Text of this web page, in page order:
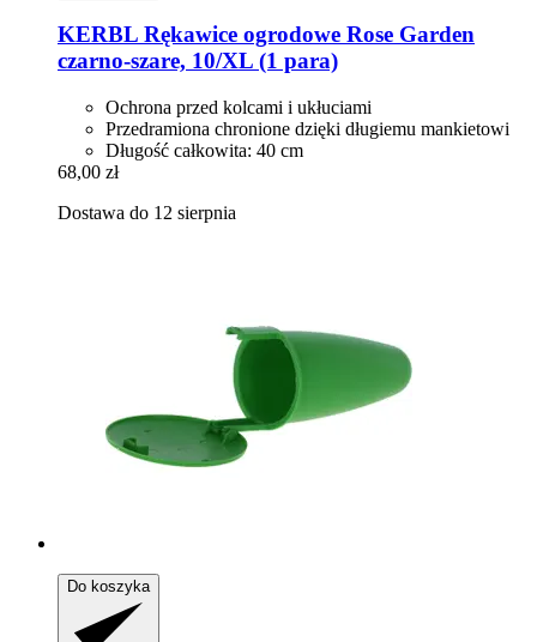
KERBL Rękawice ogrodowe Rose Garden
czarno-​szare, 10/XL (1 para)
Ochrona przed kolcami i ukłuciami
Przedramiona chronione dzięki długiemu mankietowi
Długość całkowita: 40 cm
68,00 zł
Dostawa do 12 sierpnia
Do koszyka